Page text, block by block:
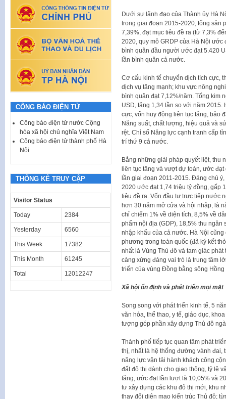
Dưới sự lãnh đạo của Thành ủy Hà
trong giai đoạn 2015-2020; tổng sản
7,39%, đạt mục tiêu đề ra (từ 7,3%
2020, quy mô GRDP của Hà Nội
bình quân đầu người ước đạt 5.420
lần bình quân cả nước.
Cơ cấu kinh tế chuyển dịch tích cực,
dịch vụ tăng mạnh; khu vực nông
bình quân đạt 7,12%/năm. Tổng kim
USD, tăng 1,34 lần so với năm 2015.
cực, vốn huy động liên tục tăng, bảo
Năng suất, chất lượng, hiệu quả và
rệt. Chỉ số Năng lực cạnh tranh cấp
trí thứ 9 cả nước.
Bằng những giải pháp quyết liệt, thu
liên tục tăng và vượt dự toán, ước
lần giai đoạn 2011-2015. Đáng chú
2020 ước đạt 1,74 triệu tỷ đồng, gấp
tiêu đề ra. Vốn đầu tư trực tiếp nước
hơn 30 năm mở cửa và hội nhập, là
chỉ chiếm 1% về diện tích, 8,5% về
phẩm nội địa (GDP), 18,5% thu ngân
nhập khẩu của cả nước. Hà Nội
phương trong toàn quốc (đã ký kết
nhất là Vùng Thủ đô và tam giác
càng xứng đáng vai trò là trung tâm
triển của vùng Đồng bằng sông
Xã hội ổn định và phát triển mọi mặt
Song song với phát triển kinh tế, 5
văn hóa, thể thao, y tế, giáo dục,
tượng góp phần xây dựng Thủ đô
Thành phố tiếp tục quan tâm phát
thị, nhất là hệ thống đường vành
năng lực vận tải hành khách công
đất đô thị dành cho giao thông, tỷ lệ
tăng, ước đạt lần lượt là 10,05% và
tư xây dựng các khu đô thị mới, khu
thay đổi diện mạo kiến trúc Thủ đô;
CÔNG BÁO ĐIỆN TỬ
Công báo điện tử nước Cộng
hòa xã hội chủ nghĩa Việt Nam
Công báo điện tử thành phố Hà
Nội
THỐNG KÊ TRUY CẬP
Visitor Status
Today 2384
Yesterday 6560
This Week 17382
This Month 61245
Total 12012247